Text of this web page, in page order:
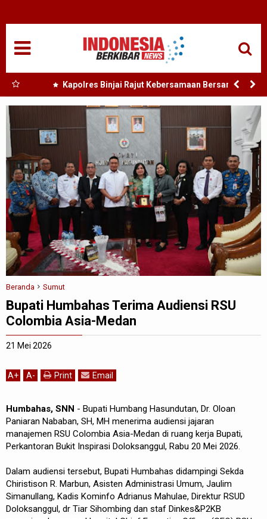
Kapolres Binjai Rajut Kebersamaan Bersama
Komunitas Ojek Online Kota Binjai
Beranda Sumut
Bupati Humbahas Terima Audiensi RSU
Colombia Asia-Medan
21 Mei 2026
A+ A- Print Email
Humbahas, SNN - Bupati Humbang Hasundutan, Dr. Oloan
Paniaran Nababan, SH, MH menerima audiensi jajaran
manajemen RSU Colombia Asia-Medan di ruang kerja Bupati,
Perkantoran Bukit Inspirasi Doloksanggul, Rabu 20 Mei 2026.
Dalam audiensi tersebut, Bupati Humbahas didampingi Sekda
Chiristison R. Marbun, Asisten Administrasi Umum, Jaulim
Simanullang, Kadis Kominfo Adrianus Mahulae, Direktur RSUD
Doloksanggul, dr Tiar Sihombing dan staf Dinkes&P2KB
NASIONAL
SUMUT
MEDAN
TANJUNGBALAI
ACEH
EDUKASI
ADVETORIAL
REDAKSI